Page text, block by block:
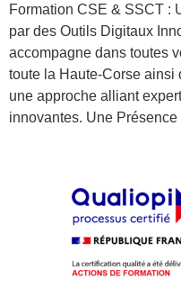
Formation CSE & SSCT :
par des Outils Digitaux
accompagne dans toutes
toute la Haute-Corse ainsi
une approche alliant
innovantes. Une